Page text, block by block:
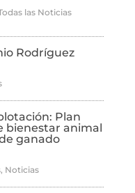
las Noticias
Rodríguez
Plan
bienestar animal
ganado
, Noticias